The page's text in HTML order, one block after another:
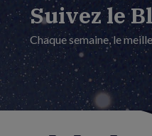
Suivez le
Chaque semaine, le